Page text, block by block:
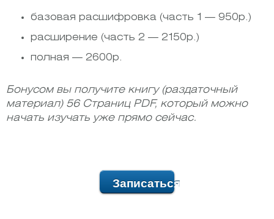
базовая расшифровка (часть 1 — 950р.)
расширение (часть 2 — 2150р.)
полная — 2600р.
Бонусом вы получите книгу (раздаточный
материал) 56 Страниц PDF, который можно
начать изучать уже прямо сейчас.
Записаться